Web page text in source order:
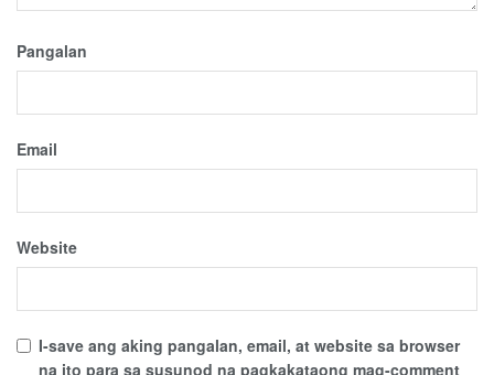
Pangalan
Email
Website
I-save ang aking pangalan, email, at website sa browser
na ito para sa susunod na pagkakataong mag-comment